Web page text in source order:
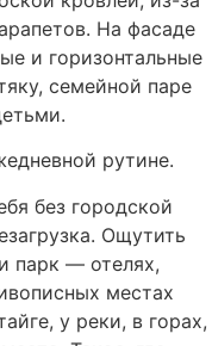
На фасаде
и горизонтальные
семейной паре
рутине.
без городской
Ощутить
парк — отелях,
местах
у реки, в горах,